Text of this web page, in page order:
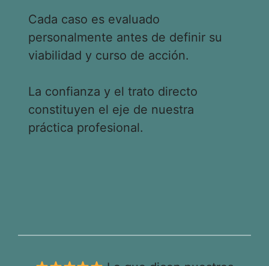
Cada caso es evaluado
personalmente antes de definir su
viabilidad y curso de acción.
La confianza y el trato directo
constituyen el eje de nuestra
práctica profesional.